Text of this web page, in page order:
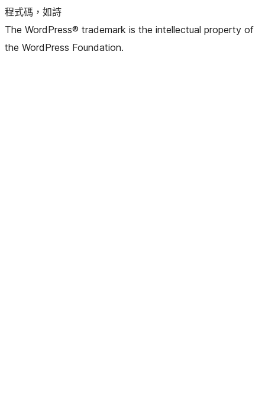
程式碼，如詩
The WordPress® trademark is the intellectual property of
the WordPress Foundation.